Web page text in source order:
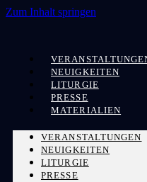
Zum Inhalt springen
NEUIGKEITEN
LITURGIE
PRESSE
MATERIALIEN
VERANSTALTUNGEN
NEUIGKEITEN
LITURGIE
PRESSE